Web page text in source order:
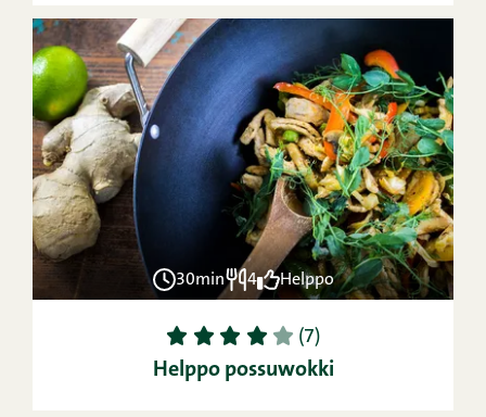
30min 4 Helppo
1 2 3 4 5 (7)
Helppo possuwokki